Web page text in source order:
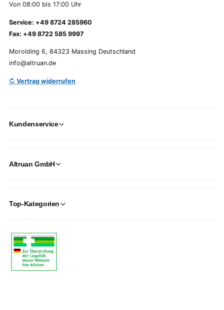
Von 08:00 bis 17:00 Uhr
Service: +49 8724 285960
Fax: +49 8722 585 9997
Morolding 6, 84323 Massing Deutschland
info@altruan.de
↻ Vertrag widerrufen
Kundenservice
Altruan GmbH
Top-Kategorien